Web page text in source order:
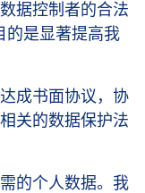
据控制者的合法
的是显著提高我
成书面协议，协
关的数据保护法
的个人数据。我